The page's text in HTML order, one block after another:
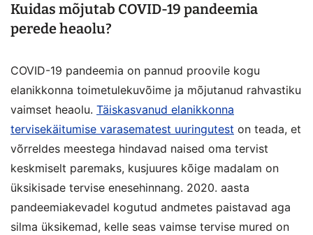
Kuidas mõjutab COVID-19 pandeemia
perede heaolu?
COVID-19 pandeemia on pannud proovile kogu
elanikkonna toimetulekuvõime ja mõjutanud rahvastiku
vaimset heaolu. Täiskasvanud elanikkonna
tervisekäitumise varasematest uuringutest on teada, et
võrreldes meestega hindavad naised oma tervist
keskmiselt paremaks, kusjuures kõige madalam on
üksikisade tervise enesehinnang. 2020. aasta
pandeemiakevadel kogutud andmetes paistavad aga
silma üksikemad, kelle seas vaimse tervise mured on